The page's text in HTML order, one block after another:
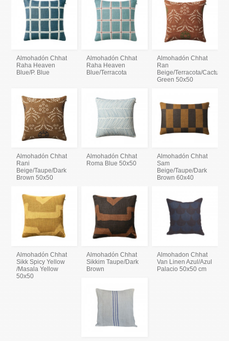
Almohadón Chhat
Raha Heaven
Blue/P. Blue
Almohadón Chhat
Raha Heaven
Blue/Terracota
Almohadón Chhat
Ran
Beige/Terracota/Cactus
Green 50x50
Almohadón Chhat
Rani
Beige/Taupe/Dark
Brown 50x50
Almohadón Chhat
Roma Blue 50x50
Almohadón Chhat
Sam
Beige/Taupe/Dark
Brown 60x40
Almohadón Chhat
Sikk Spicy Yellow
/Masala Yellow
50x50
Almohadón Chhat
Sikkim Taupe/Dark
Brown
Almohadon Chhat
Van Linen Azul/Azul
Palacio 50x50 cm